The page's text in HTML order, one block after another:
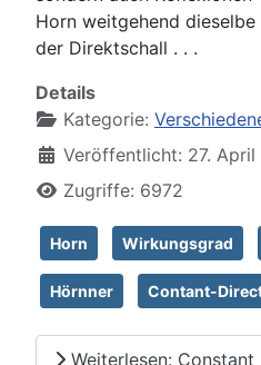
Horn weitgehend
der Direktschall . . .
Details
Kategorie:
Veröffentlicht: 27. April
Zugriffe: 6972
Horn Wirkungsgrad
Hörnner Contant-
Weiterlesen: